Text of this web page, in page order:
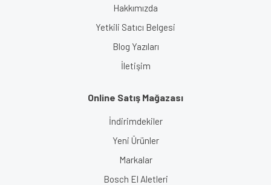
Hakkımızda
Yetkili Satıcı Belgesi
Blog Yazıları
İletişim
Online Satış Mağazası
İndirimdekiler
Yeni Ürünler
Markalar
Bosch El Aletleri